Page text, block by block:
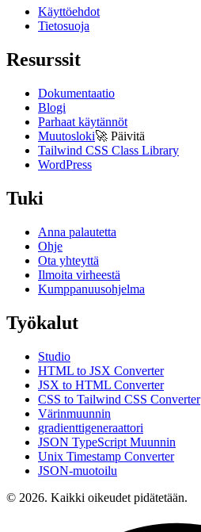
Käyttöehdot
Tietosuoja
Resurssit
Dokumentaatio
Blogi
Parhaat käytännöt
Muutosloki🚀 Päivitä
Tailwind CSS Class Library
WordPress
Tuki
Anna palautetta
Ohje
Ota yhteyttä
Ilmoita virheestä
Kumppanuusohjelma
Työkalut
Studio
HTML to JSX Converter
JSX to HTML Converter
CSS to Tailwind CSS Converter
Värinmuunnin
gradienttigeneraattori
JSON TypeScript Muunnin
Unix Timestamp Converter
JSON-muotoilu
© 2026. Kaikki oikeudet pidätetään.